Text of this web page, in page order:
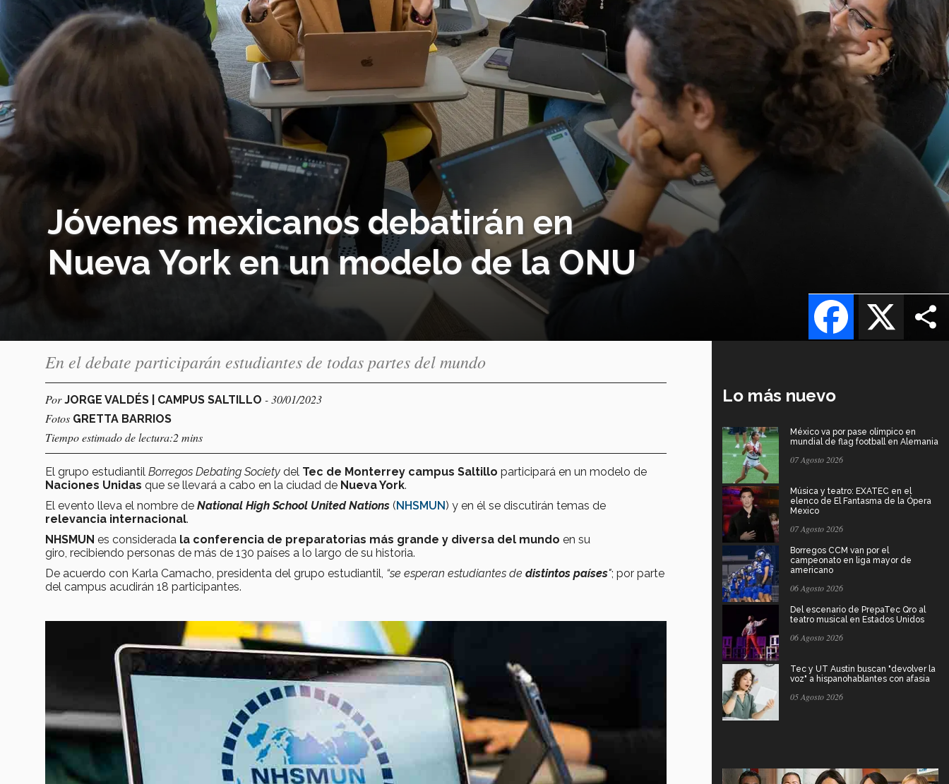
Jóvenes mexicanos debatirán en
Nueva York en un modelo de la ONU
X
Facebook
En el debate participarán estudiantes de todas partes del mundo
PorJORGE VALDÉS | CAMPUS SALTILLO - 30/01/2023
Fotos GRETTA BARRIOS
Tiempo estimado de lectura:2 mins
El grupo estudiantil Borregos Debating Society del Tec de Monterrey campus Saltillo participará en un modelo de
Naciones Unidas que se llevará a cabo en la ciudad de Nueva York.
El evento lleva el nombre de National High School United Nations (NHSMUN) y en él se discutirán temas de
relevancia internacional.
NHSMUN es considerada la conferencia de preparatorias más grande y diversa del mundo en su
giro, recibiendo personas de más de 130 países a lo largo de su historia.
De acuerdo con Karla Camacho, presidenta del grupo estudiantil, “se esperan estudiantes de distintos países"; por parte
del campus acudirán 18 participantes.
Lo más nuevo
México va por pase olímpico en
mundial de flag football en Alemania
07 Agosto 2026
Música y teatro: EXATEC en el
elenco de El Fantasma de la Ópera
Mexico
07 Agosto 2026
Borregos CCM van por el
campeonato en liga mayor de
americano
06 Agosto 2026
Del escenario de PrepaTec Qro al
teatro musical en Estados Unidos
06 Agosto 2026
Tec y UT Austin buscan "devolver la
voz" a hispanohablantes con afasia
05 Agosto 2026